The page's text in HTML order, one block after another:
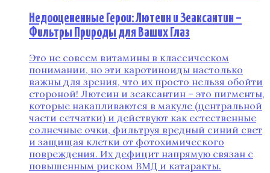
Недооцененные Герои: Лютеин и Зеаксантин –
Фильтры Природы для Ваших Глаз
Это не совсем витамины в классическом
понимании, но эти каротиноиды настолько
важны для зрения, что их просто нельзя обойти
стороной! Лютеин и зеаксантин – это пигменты,
которые накапливаются в макуле (центральной
части сетчатки) и действуют как естественные
солнечные очки, фильтруя вредный синий свет
и защищая клетки от фотохимического
повреждения. Их дефицит напрямую связан с
повышенным риском ВМД и катаракты.